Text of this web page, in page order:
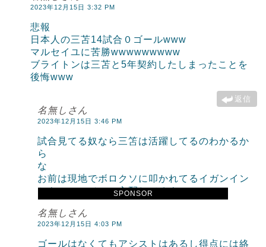
SPONSOR
2023年12月15日 3:32 PM
悲報
日本人の三苫14試合０ゴールwww
マルセイユに苦勝wwwwwwwww
ブライトンは三苫と5年契約したしまったことを
後悔www
返信
名無しさん
2023年12月15日 3:46 PM
試合見てる奴なら三笘は活躍してるのわかるか
ら
な
お前は現地でボロクソに叩かれてるイガンイン
とキムミンジェの心配してろよw
名無しさん
2023年12月15日 4:03 PM
ゴールはなくてもアシストはあるし得点には絡